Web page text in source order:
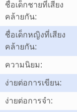
ชื่อเด็กชายที่เสียง
คล้ายกัน:
ชื่อเด็กหญิงที่เสียง
คล้ายกัน:
ความนิยม:
ง่ายต่อการเขียน:
ง่ายต่อการจำ: